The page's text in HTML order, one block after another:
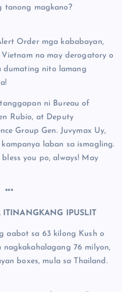
tanong magkano?
Order mga kababayan,
na may derogatory o
dumating nito lamang
ni Bureau of
Rubio, at Deputy
Group Gen. Juvymax Uy,
laban sa ismagling.
you po, always! May
***
ITINANGKANG IPUSLIT
aabot sa 63 kilong Kush o
76 milyon,
boxes, mula sa Thailand.